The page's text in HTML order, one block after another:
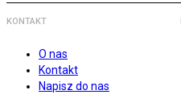
KONTAKT
O nas
Kontakt
Napisz do nas